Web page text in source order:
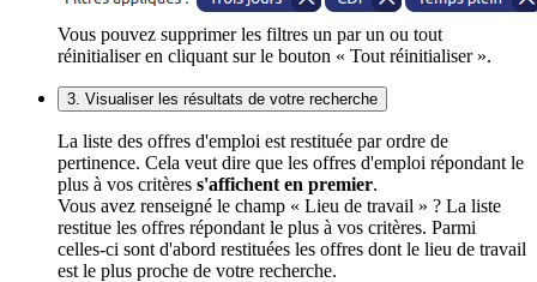
Vous pouvez supprimer les filtres un par un ou tout
réinitialiser en cliquant sur le bouton « Tout réinitialiser ».
3. Visualiser les résultats de votre recherche
La liste des offres d'emploi est restituée par ordre de
pertinence. Cela veut dire que les offres d'emploi répondant le
plus à vos critères s'affichent en premier.
Vous avez renseigné le champ « Lieu de travail » ? La liste
restitue les offres répondant le plus à vos critères. Parmi
celles-ci sont d'abord restituées les offres dont le lieu de travail
est le plus proche de votre recherche.